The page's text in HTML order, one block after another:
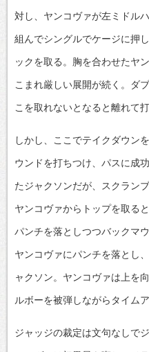
対し、ヤンコヴァが左ミドル
組んでシングルでケージに押
ックを取る。胸を合わせたヤ
こまれ厳しい展開が続く。ダ
こを取れないとなると離れて打
しかし、ここでテイクダウン
ウンドを打ちつけ、パスに成
たジャクソンだが、スクラン
ヤンコヴァからトップを取る
パンチを落としつつバックマ
ヤンコヴァにパンチを落とし
ャクソン。ヤンコヴァは上を
ルボーを被弾しながらタイム
ジャッジの裁定は文句なしで